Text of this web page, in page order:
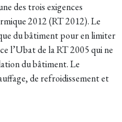
des trois exigences
2012 (RT 2012). Le
du bâtiment pour en limiter
l’Ubat de la RT 2005 qui ne
du bâtiment. Le
de refroidissement et